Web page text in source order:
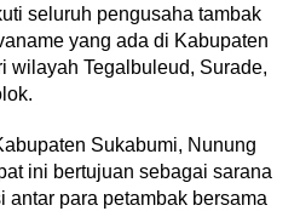
seluruh pengusaha tambak
yang ada di Kabupaten
wilayah Tegalbuleud, Surade,
Sukabumi, Nunung
ini bertujuan sebagai sarana
antar para petambak bersama